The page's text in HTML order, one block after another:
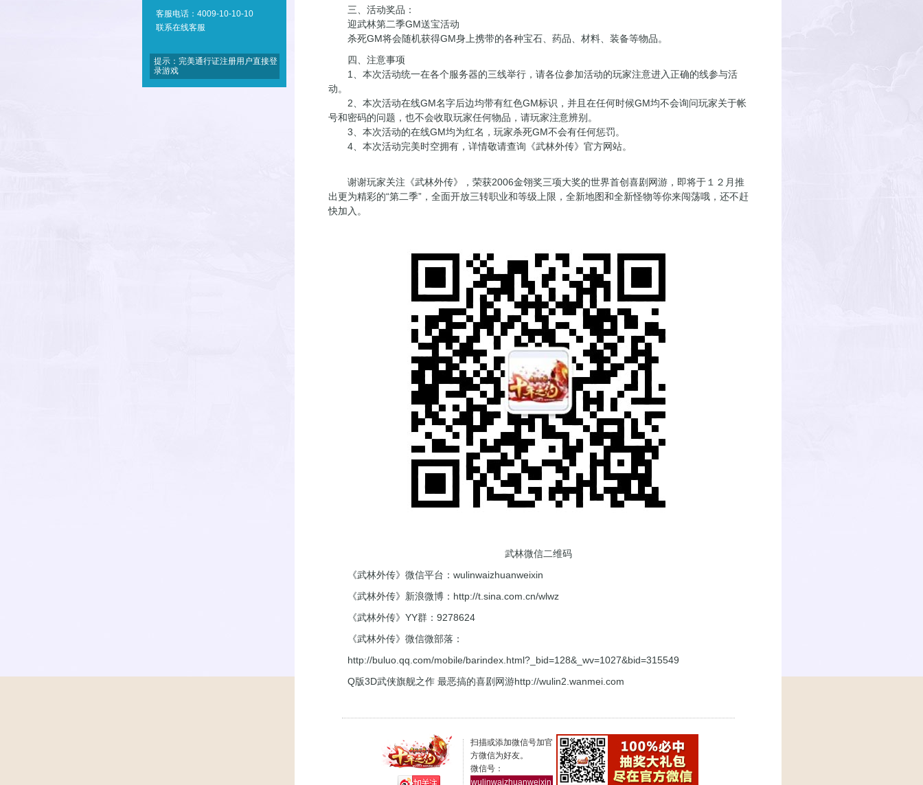
客服电话：4009-10-10-10
联系在线客服
提示：完美通行证注册用户直接登
录游戏
三、活动奖品：
迎武林第二季GM送宝活动
杀死GM将会随机获得GM身上携带的各种宝石、药品、材料、装备等物品。
四、注意事项
1、本次活动统一在各个服务器的三线举行，请各位参加活动的玩家注意进入正确的线参与活
动。
2、本次活动在线GM名字后边均带有红色GM标识，并且在任何时候GM均不会询问玩家关于帐
号和密码的问题，也不会收取玩家任何物品，请玩家注意辨别。
3、本次活动的在线GM均为红名，玩家杀死GM不会有任何惩罚。
4、本次活动完美时空拥有，详情敬请查询《武林外传》官方网站。
谢谢玩家关注《武林外传》，荣获2006金翎奖三项大奖的世界首创喜剧网游，即将于１２月推
出更为精彩的“第二季”，全面开放三转职业和等级上限，全新地图和全新怪物等你来闯荡哦，还不赶
快加入。
武林微信二维码
《武林外传》微信平台：wulinwaizhuanweixin
《武林外传》新浪微博： http://t.sina.com.cn/wlwz
《武林外传》YY群：9278624
《武林外传》微信微部落：
http://buluo.qq.com/mobile/barindex.html?_bid=128&_wv=1027&bid=315549
Q版3D武侠旗舰之作 最恶搞的喜剧网游http://wulin2.wanmei.com
扫描或添加微信号加官
方微信为好友。
微信号：
wulinwaizhuanweixin